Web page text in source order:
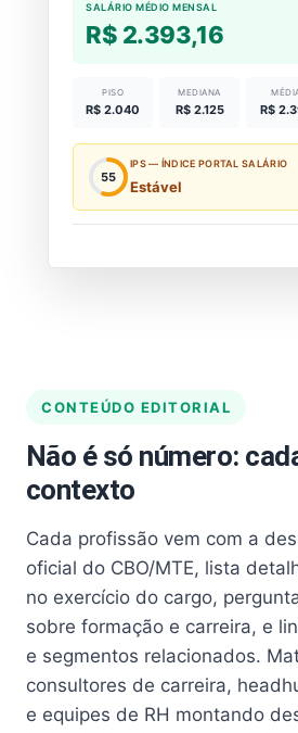
SALÁRIO MÉDIO MENSAL
R$ 2.393,16
PISO
R$ 2.040
MEDIANA
R$ 2.125 R$
55
IPS — ÍNDICE PORTAL SALÁRIO
Estável
CONTEÚDO EDITORIAL
Não é só número:
contexto
Cada profissão vem com a
oficial do CBO/MTE, lista
no exercício do cargo,
sobre formação e carreira, e
e segmentos relacionados.
consultores de carreira,
e equipes de RH montando